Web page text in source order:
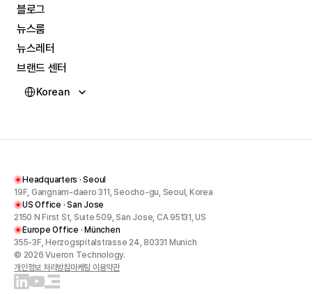
블로그
블로그
뉴스룸
뉴스룸
뉴스레터
뉴스레터
브랜드 센터
브랜드 센터
Korean
Headquarters · Seoul
19F, Gangnam-daero 311, Seocho-gu, Seoul, Korea
US Office · San Jose
2150 N First St, Suite 509, San Jose, CA 95131, US
Europe Office · München
355-3F, Herzogspitalstrasse 24, 80331 Munich
© 2026 Vueron Technology.
개인정보 처리방침마케팅 이용약관